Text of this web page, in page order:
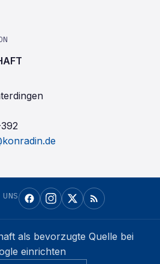
als bevorzugte Quelle bei
einrichten